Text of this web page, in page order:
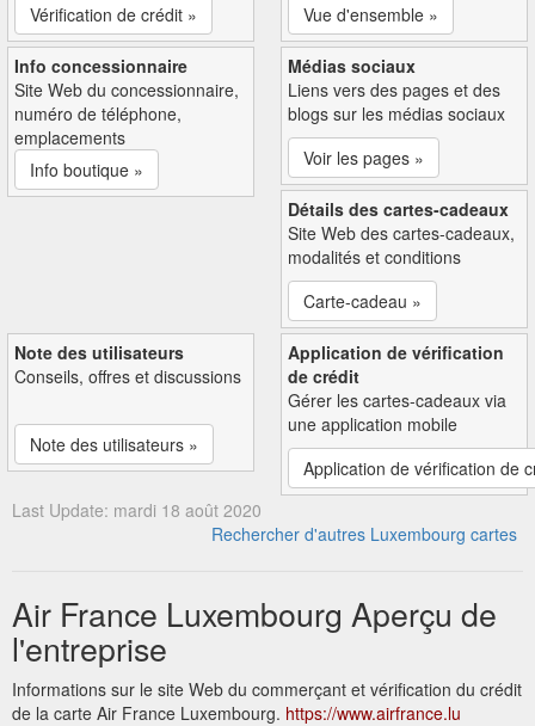
Vérification de crédit »
Vue d'ensemble »
Info concessionnaire
Site Web du concessionnaire,
numéro de téléphone,
emplacements
Info boutique »
Médias sociaux
Liens vers des pages et des
blogs sur les médias sociaux
Voir les pages »
Détails des cartes-cadeaux
Site Web des cartes-cadeaux,
modalités et conditions
Carte-cadeau »
Note des utilisateurs
Conseils, offres et discussions
Note des utilisateurs »
Application de vérification
de crédit
Gérer les cartes-cadeaux via
une application mobile
Application de vérification de
Last Update: mardi 18 août 2020
Rechercher d'autres Luxembourg cartes
Air France Luxembourg Aperçu de
l'entreprise
Informations sur le site Web du commerçant et vérification du crédit
de la carte Air France Luxembourg. https://www.airfrance.lu